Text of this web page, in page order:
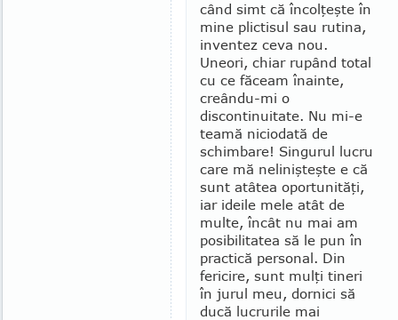
când simt că încolţeşte în
mine plictisul sau rutina,
inventez ceva nou.
Uneori, chiar rupând total
cu ce făceam înainte,
creându-mi o
discontinuitate. Nu mi-e
teamă niciodată de
schim­bare! Singurul lucru
care mă nelinişteşte e că
sunt atâtea oportunităţi,
iar ideile mele atât de
mul­te, încât nu mai am
posibilitatea să le pun în
practică personal. Din
fericire, sunt mulţi tineri
în jurul meu, dornici să
ducă lucrurile mai